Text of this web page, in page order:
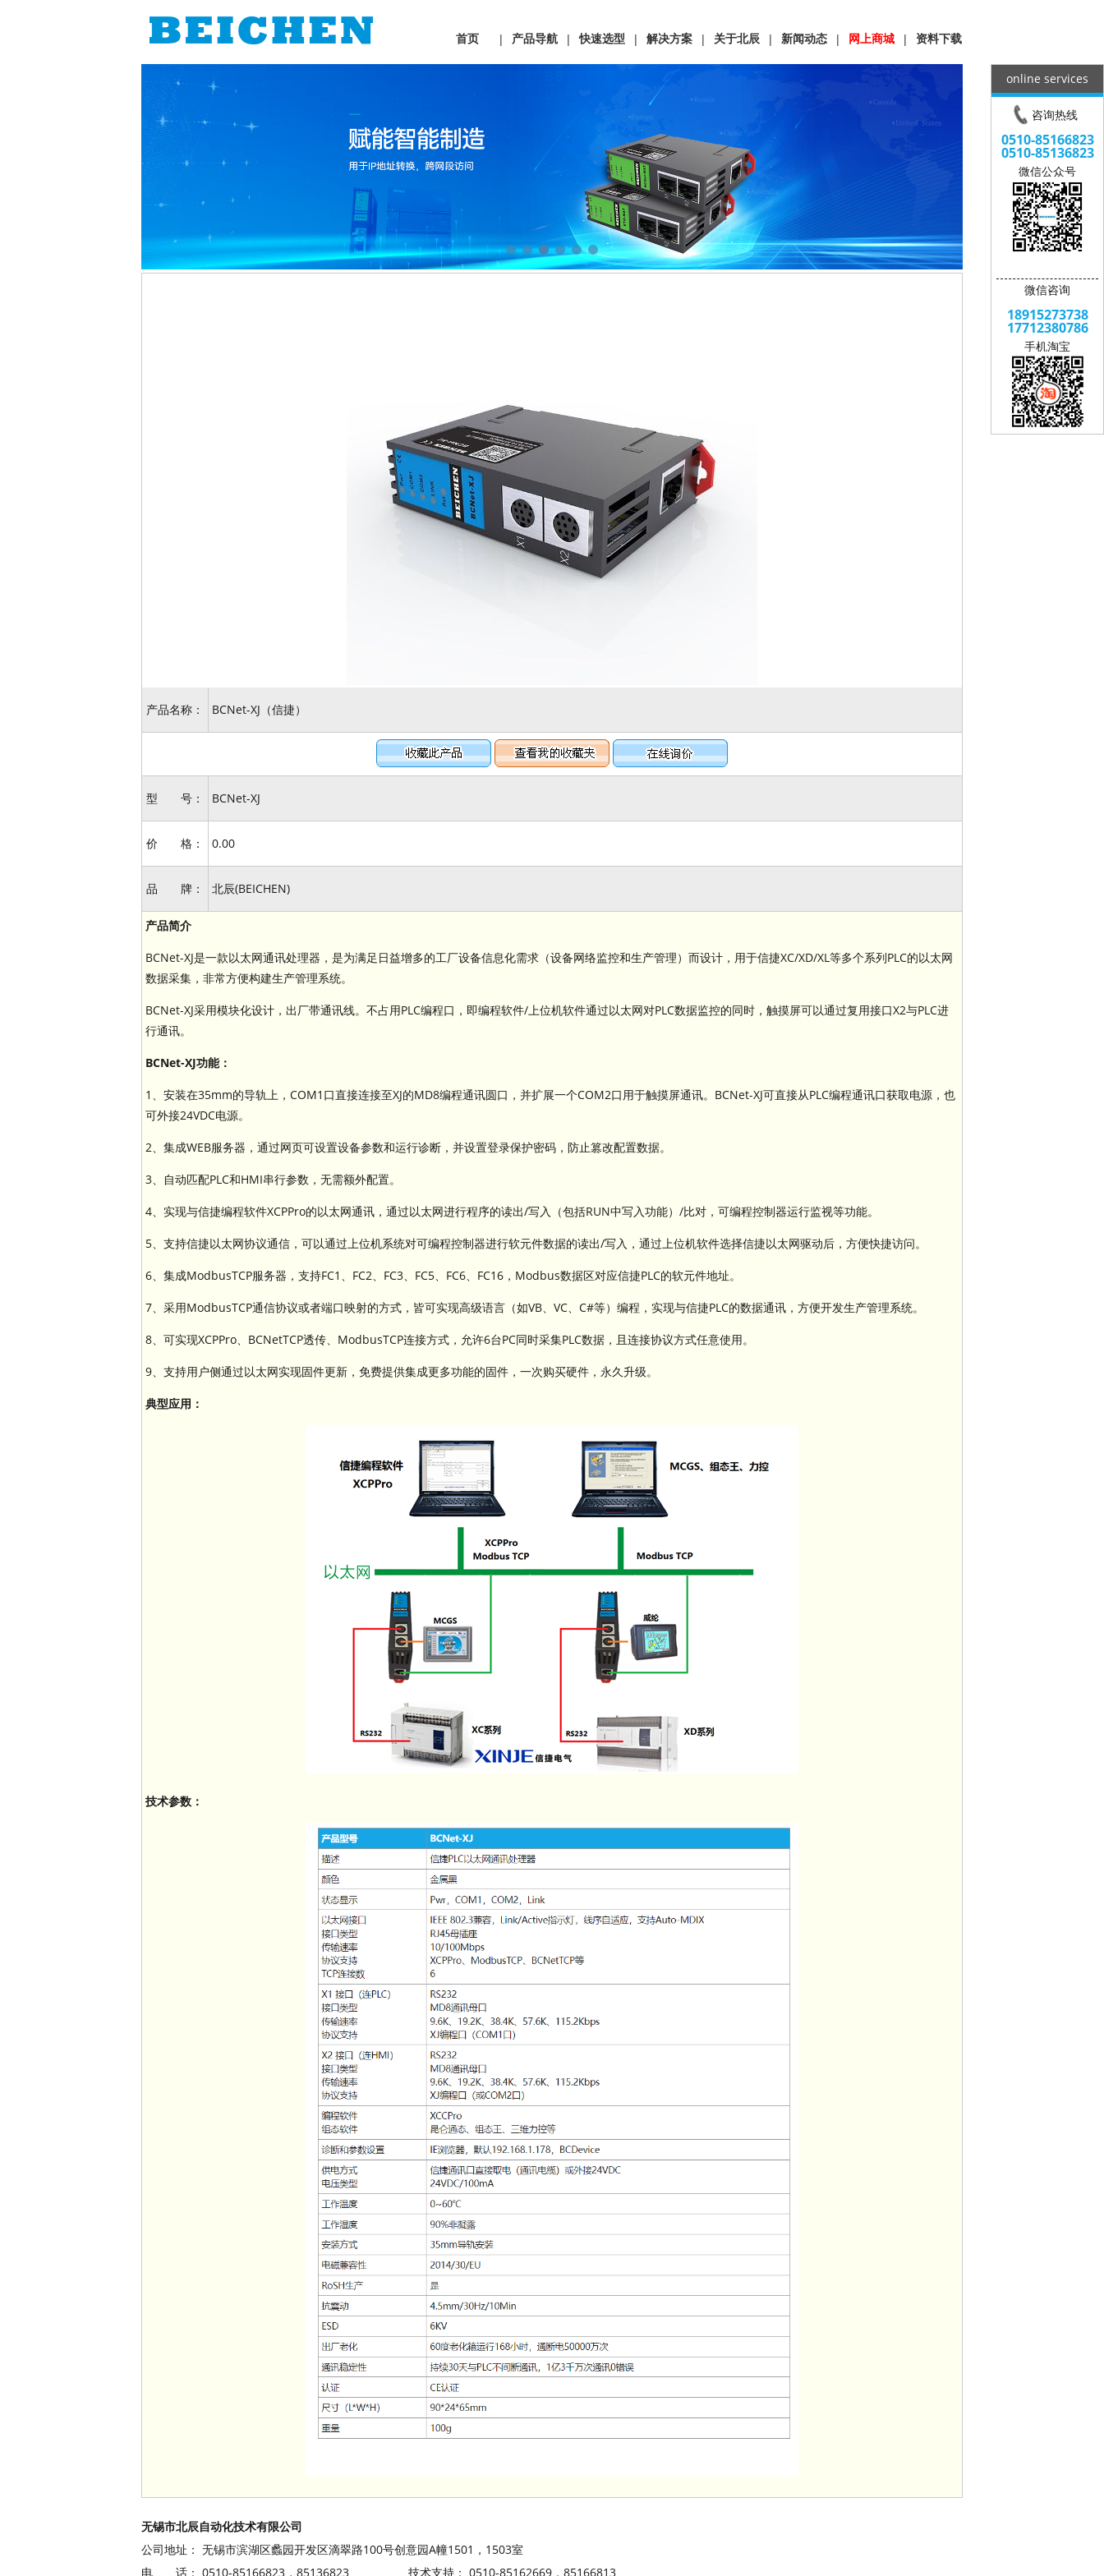
首页 | 产品导航 | 快速选型 | 解决方案 | 关于北辰 | 新闻动态 | 网上商城 | 资料下载
online services
咨询热线
0510-85166823
0510-85136823
微信公众号
微信咨询
18915273738
17712380786
手机淘宝
产品名称： BCNet-XJ（信捷）
型 号： BCNet-XJ
价 格： 0.00
品 牌： 北辰(BEICHEN)
产品简介
BCNet-XJ是一款以太网通讯处理器，是为满足日益增多的工厂设备信息化需求（设备网络监控和生产管理）而设计，用于信捷XC/XD/XL等多个系列PLC的以太网
数据采集，非常方便构建生产管理系统。
BCNet-XJ采用模块化设计，出厂带通讯线。不占用PLC编程口，即编程软件/上位机软件通过以太网对PLC数据监控的同时，触摸屏可以通过复用接口X2与PLC进
行通讯。
BCNet-XJ功能：
1、安装在35mm的导轨上，COM1口直接连接至XJ的MD8编程通讯圆口，并扩展一个COM2口用于触摸屏通讯。BCNet-XJ可直接从PLC编程通讯口获取电源，也
可外接24VDC电源。
2、集成WEB服务器，通过网页可设置设备参数和运行诊断，并设置登录保护密码，防止篡改配置数据。
3、自动匹配PLC和HMI串行参数，无需额外配置。
4、实现与信捷编程软件XCPPro的以太网通讯，通过以太网进行程序的读出/写入（包括RUN中写入功能）/比对，可编程控制器运行监视等功能。
5、支持信捷以太网协议通信，可以通过上位机系统对可编程控制器进行软元件数据的读出/写入，通过上位机软件选择信捷以太网驱动后，方便快捷访问。
6、集成ModbusTCP服务器，支持FC1、FC2、FC3、FC5、FC6、FC16，Modbus数据区对应信捷PLC的软元件地址。
7、采用ModbusTCP通信协议或者端口映射的方式，皆可实现高级语言（如VB、VC、C#等）编程，实现与信捷PLC的数据通讯，方便开发生产管理系统。
8、可实现XCPPro、BCNetTCP透传、ModbusTCP连接方式，允许6台PC同时采集PLC数据，且连接协议方式任意使用。
9、支持用户侧通过以太网实现固件更新，免费提供集成更多功能的固件，一次购买硬件，永久升级。
典型应用：
技术参数：
无锡市北辰自动化技术有限公司
公司地址： 无锡市滨湖区蠡园开发区滴翠路100号创意园A幢1501，1503室
电 话： 0510-85166823，85136823 技术支持： 0510-85162669，85166813